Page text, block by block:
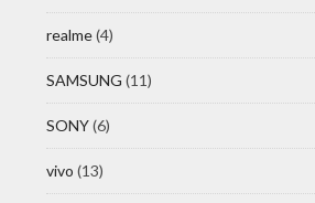
realme(4)
SAMSUNG (11)
SONY(6)
vivo (13)